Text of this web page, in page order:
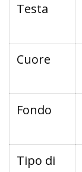
Testa
Cuore
Fondo
Tipo di